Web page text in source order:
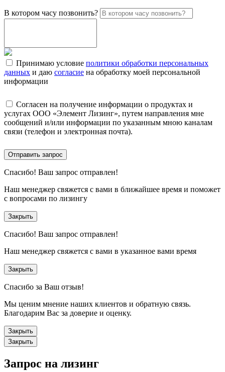
В котором часу позвонить?
Принимаю условие политики обработки персональных
данных и даю согласие на обработку моей персональной
информации
Согласен на получение информации о продуктах и
услугах ООО «Элемент Лизинг», путем направления мне
сообщений и/или информации по указанным мною каналам
связи (телефон и электронная почта).
Отправить запрос
Спасибо! Ваш запрос отправлен!
Наш менеджер свяжется с вами в ближайшее время и поможет
с вопросами по лизингу
Закрыть
Спасибо! Ваш запрос отправлен!
Наш менеджер свяжется с вами в указанное вами время
Закрыть
Спасибо за Ваш отзыв!
Мы ценим мнение наших клиентов и обратную связь.
Благодарим Вас за доверие и оценку.
Закрыть
Закрыть
Запрос на лизинг